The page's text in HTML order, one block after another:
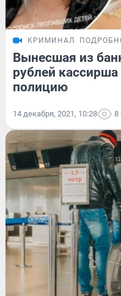
КРИМИНАЛ
Вынесшая из
рублей
полицию
14 декабря, 2021, 10:28 8